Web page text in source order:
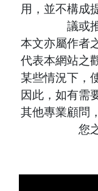
用，並不構成
議或
本文亦屬作者
代表本網站之
某些情況下，
因此，如有需
其他專業顧問
您